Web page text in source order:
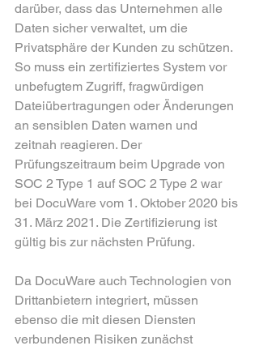
darüber, dass das Unternehmen alle
Daten sicher verwaltet, um die
Privatsphäre der Kunden zu schützen.
So muss ein zertifiziertes System vor
unbefugtem Zugriff, fragwürdigen
Dateiübertragungen oder Änderungen
an sensiblen Daten warnen und
zeitnah reagieren. Der
Prüfungszeitraum beim Upgrade von
SOC 2 Type 1 auf SOC 2 Type 2 war
bei DocuWare vom 1. Oktober 2020 bis
31. März 2021. Die Zertifizierung ist
gültig bis zur nächsten Prüfung.
Da DocuWare auch Technologien von
Drittanbietern integriert, müssen
ebenso die mit diesen Diensten
verbundenen Risiken zunächst